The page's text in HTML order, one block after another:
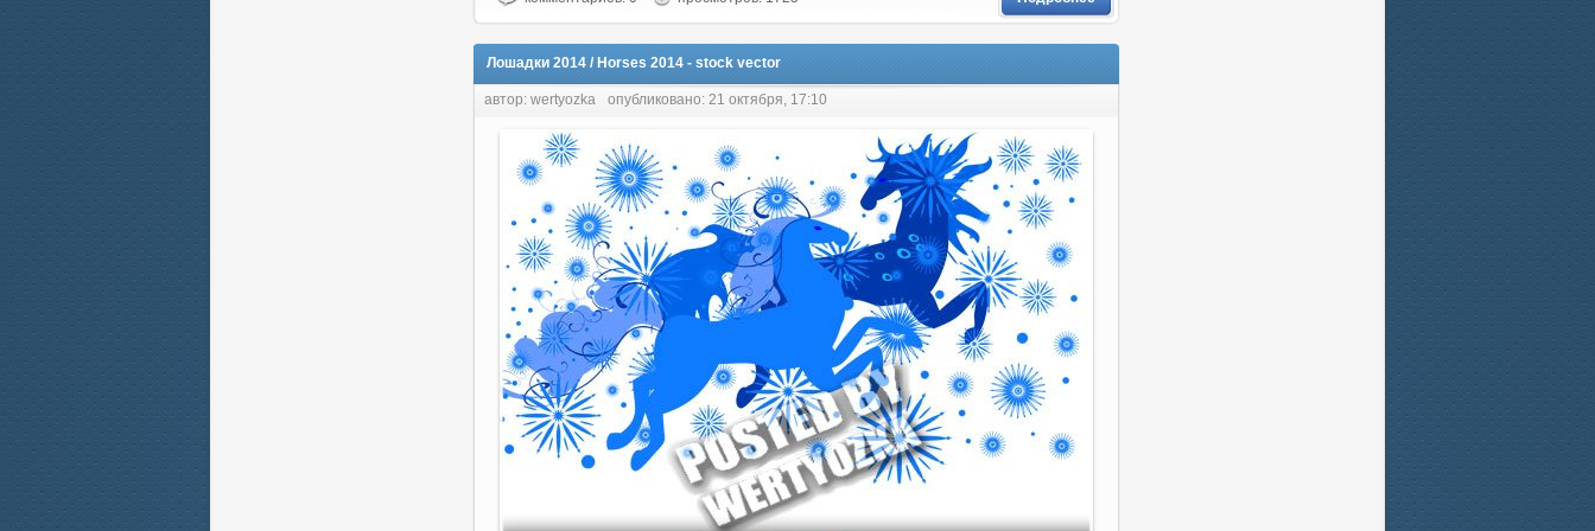
Лошадки 2014 / Horses 2014 - stock vector
автор: wertyozka опубликовано: 21 октября, 17:10